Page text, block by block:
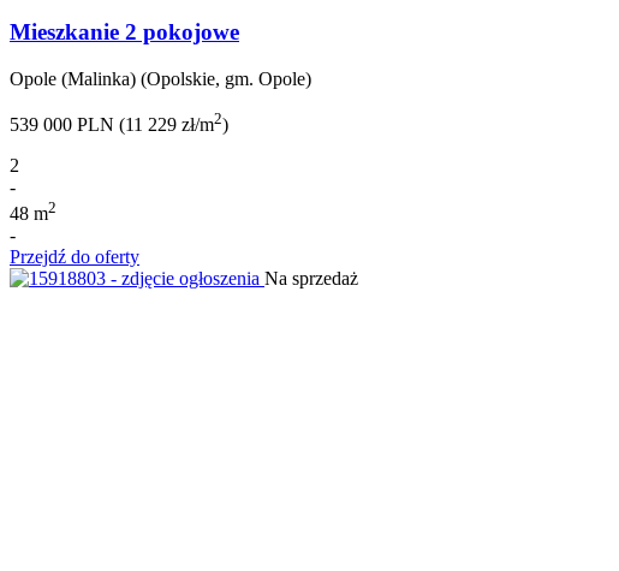
Mieszkanie 2 pokojowe
Opole (Malinka) (Opolskie, gm. Opole)
539 000 PLN (11 229 zł/m2)
2
-
48 m2
-
Przejdź do oferty
Na sprzedaż